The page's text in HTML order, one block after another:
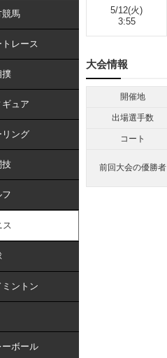
競馬
トレース
撲
ギュア
リング
技
フ
ス
ミントン
ーボール
5/12(火)
3:55
大会情報
開催地
出場選手数
コート
前回大会の優勝者